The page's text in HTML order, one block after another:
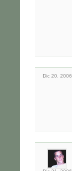
Dic 20, 2006